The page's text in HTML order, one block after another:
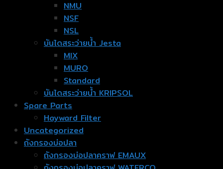
NMU
NSF
NSL
บันไดสระว่ายน้ำ Jesta
MIX
MURO
Standard
บันไดสระว่ายน้ำ KRIPSOL
Spare Parts
Hayward Filter
Uncategorized
ถังกรองบ่อปลา
ถังกรองบ่อปลาคราฟ EMAUX